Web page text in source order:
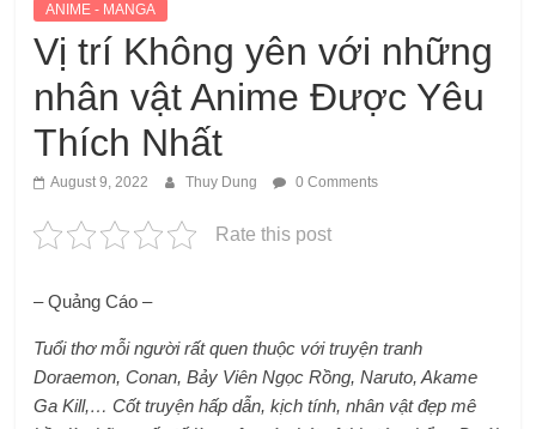
ANIME - MANGA
Vị trí Không yên với những
nhân vật Anime Được Yêu
Thích Nhất
August 9, 2022 Thuy Dung 0 Comments
Rate this post
– Quảng Cáo –
Tuổi thơ mỗi người rất quen thuộc với truyện tranh
Doraemon, Conan, Bảy Viên Ngọc Rồng, Naruto, Akame
Ga Kill,… Cốt truyện hấp dẫn, kịch tính, nhân vật đẹp mê